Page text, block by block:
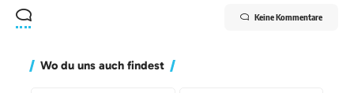
Keine Kommentare
Wo du uns auch findest